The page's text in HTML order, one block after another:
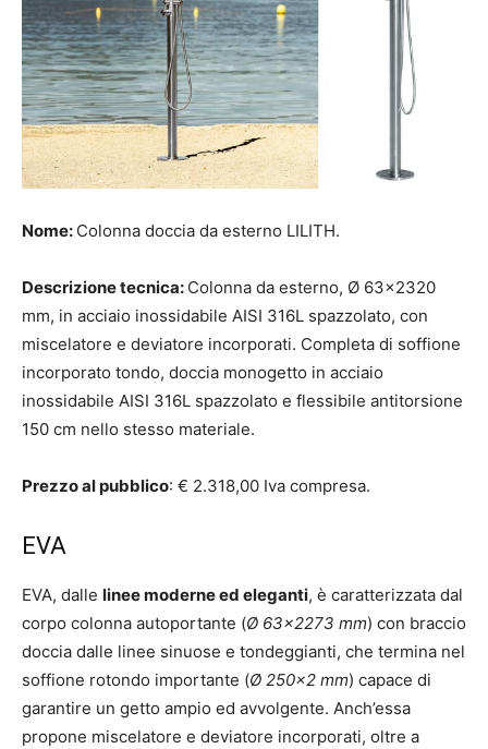
Nome: Colonna doccia da esterno LILITH.
Descrizione tecnica: Colonna da esterno, Ø 63×2320
mm, in acciaio inossidabile AISI 316L spazzolato, con
miscelatore e deviatore incorporati. Completa di soffione
incorporato tondo, doccia monogetto in acciaio
inossidabile AISI 316L spazzolato e flessibile antitorsione
150 cm nello stesso materiale.
Prezzo al pubblico: € 2.318,00 Iva compresa.
EVA
EVA, dalle linee moderne ed eleganti, è caratterizzata dal
corpo colonna autoportante (Ø 63×2273 mm) con braccio
doccia dalle linee sinuose e tondeggianti, che termina nel
soffione rotondo importante (Ø 250×2 mm) capace di
garantire un getto ampio ed avvolgente. Anch’essa
propone miscelatore e deviatore incorporati, oltre a